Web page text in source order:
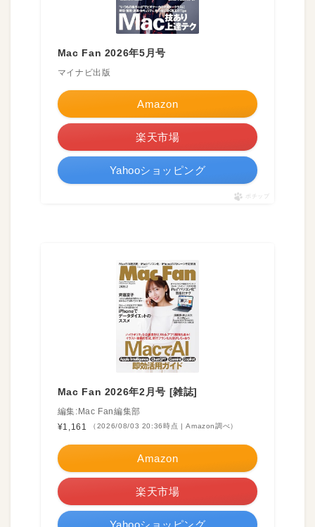
Mac Fan 2026年5月号
マイナビ出版
Amazon
楽天市場
Yahooショッピング
ポチップ
Mac Fan 2026年2月号 [雑誌]
編集:Mac Fan編集部
¥1,161
（2026/08/03 20:36時点 | Amazon調べ）
Amazon
楽天市場
Yahooショッピング